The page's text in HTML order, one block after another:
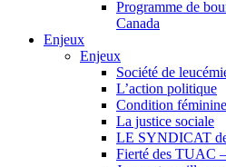
Programme de
Canada
Enjeux
Enjeux
Société de
L’action politique
Condition
La justice sociale
LE SYNDICAT
Fierté des TUAC